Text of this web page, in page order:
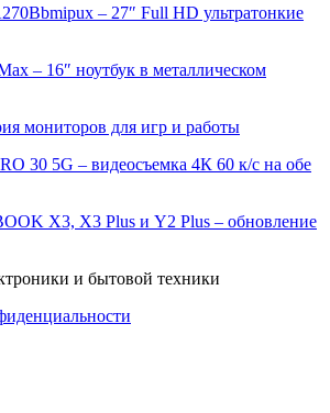
– 27″ Full HD ультратонкие
– 16″ ноутбук в металлическом
мониторов для игр и работы
30 5G – видеосъемка 4К 60 к/с на обе
X3, X3 Plus и Y2 Plus – обновление
и бытовой техники